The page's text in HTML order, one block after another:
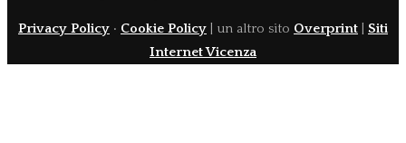
Privacy Policy · Cookie Policy | un altro sito Overprint
Siti
Internet Vicenza